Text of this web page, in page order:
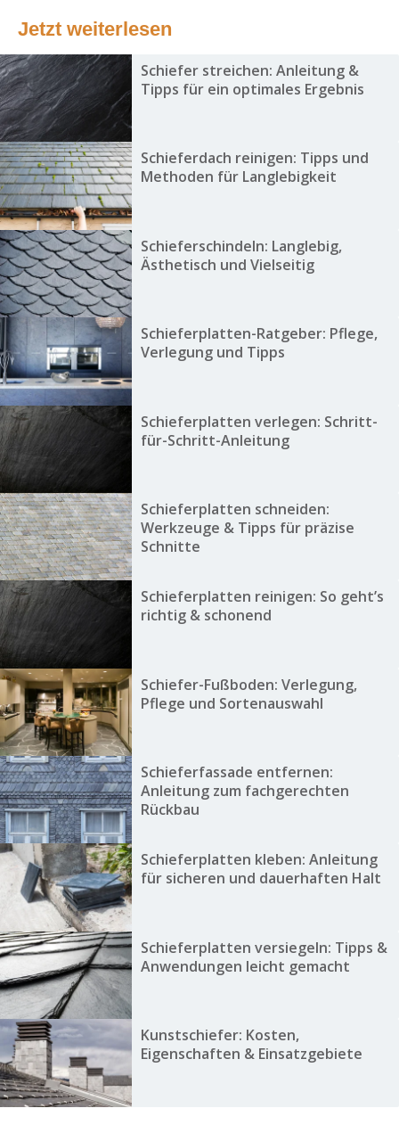
Jetzt weiterlesen
Schiefer streichen: Anleitung &
Tipps für ein optimales Ergebnis
Schieferdach reinigen: Tipps und
Methoden für Langlebigkeit
Schieferschindeln: Langlebig,
Ästhetisch und Vielseitig
Schieferplatten-Ratgeber: Pflege,
Verlegung und Tipps
Schieferplatten verlegen: Schritt-
für-Schritt-Anleitung
Schieferplatten schneiden:
Werkzeuge & Tipps für präzise
Schnitte
Schieferplatten reinigen: So geht’s
richtig & schonend
Schiefer-Fußboden: Verlegung,
Pflege und Sortenauswahl
Schieferfassade entfernen:
Anleitung zum fachgerechten
Rückbau
Schieferplatten kleben: Anleitung
für sicheren und dauerhaften Halt
Schieferplatten versiegeln: Tipps &
Anwendungen leicht gemacht
Kunstschiefer: Kosten,
Eigenschaften & Einsatzgebiete